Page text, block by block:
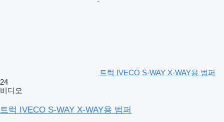
트럭 IVECO S-WAY X-WAY용 범퍼
24
비디오
트럭 IVECO S-WAY X-WAY용 범퍼